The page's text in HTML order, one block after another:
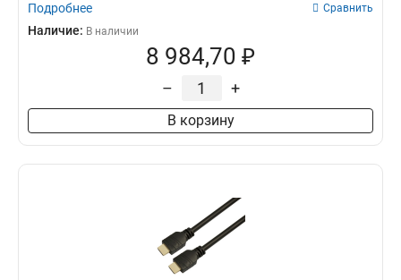
Подробнее Сравнить
Наличие: В наличии
8 984,70 ₽
– +
В корзину